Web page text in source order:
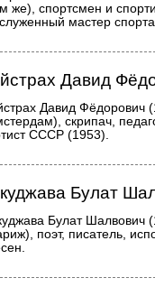
же), спортсмен и
мастер
Давид
Давид Фёдорович
скрипач,
СССР (1953).
Булат
Булат Шалвович
поэт, писатель,